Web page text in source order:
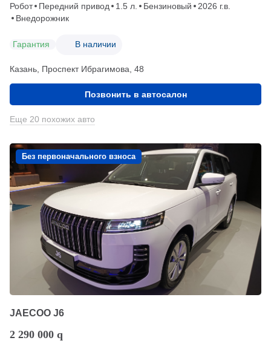
Робот Передний привод 1.5 л. Бензиновый
2026 г.в.
Внедорожник
Гарантия В наличии
Казань, Проспект Ибрагимова, 48
Позвонить в автосалон
Еще 20 похожих авто
Без первоначального взноса
JAECOO J6
2 290 000 q